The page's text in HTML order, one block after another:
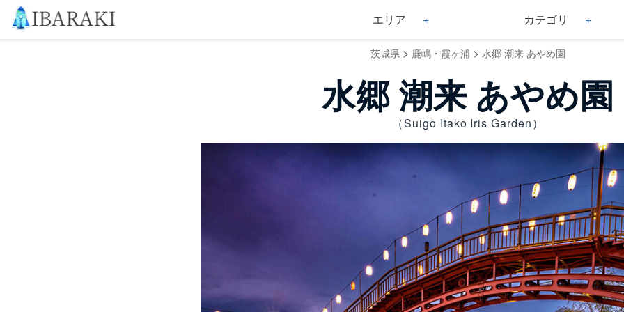
エリア カテゴリ
茨城県 > 鹿嶋・霞ヶ浦 > 水郷 潮来 あやめ園
水郷 潮来 あやめ園
（Suigo Itako Iris Garden）